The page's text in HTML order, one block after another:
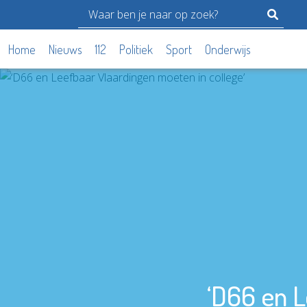
Home Nieuws 112 Politiek Sport Onderwijs
‘D66 en